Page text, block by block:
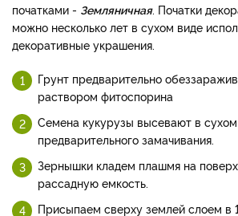
початками - Земляничная. Початки
можно несколько лет в сухом виде
декоративные украшения.
Грунт предварительно
раствором фитоспорина
Семена кукурузы высевают в
предварительного замачивания.
Зернышки кладем плашмя на
рассадную емкость.
Присыпаем сверху землей слоем в